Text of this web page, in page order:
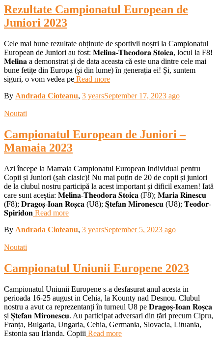
Rezultate Campionatul European de
Juniori 2023
Cele mai bune rezultate obținute de sportivii noștri la Campionatul
European de Juniori au fost: 𝐌𝐞𝐥𝐢𝐧𝐚-𝐓𝐡𝐞𝐨𝐝𝐨𝐫𝐚 𝐒𝐭𝐨𝐢𝐜𝐚, locul la F8!
𝐌𝐞𝐥𝐢𝐧𝐚 a demonstrat și de data aceasta că este una dintre cele mai
bune fetițe din Europa (și din lume) în generația ei! Și, suntem
siguri, o vom vedea pe Read more
By Andrada Cioteanu, 3 yearsSeptember 17, 2023 ago
Noutati
Campionatul European de Juniori –
Mamaia 2023
Azi începe la Mamaia Campionatul European Individual pentru
Copii și Juniori (șah clasic)! Nu mai puțin de 20 de copii și juniori
de la clubul nostru participă la acest important și dificil examen! Iată
care sunt aceștia: 𝐌𝐞𝐥𝐢𝐧𝐚-𝐓𝐡𝐞𝐨𝐝𝐨𝐫𝐚 𝐒𝐭𝐨𝐢𝐜𝐚 (F8); 𝐌𝐚𝐫𝐢𝐚 𝐑𝐢𝐧𝐞𝐬𝐜𝐮
(F8); 𝐃𝐫𝐚𝐠𝐨𝐬̦-𝐈𝐨𝐚𝐧 𝐑𝐨𝐬̦𝐜𝐚 (U8); 𝐒̦𝐭𝐞𝐟𝐚𝐧 𝐌𝐢𝐫𝐨𝐧𝐞𝐬𝐜𝐮 (U8); 𝐓𝐞𝐨𝐝𝐨𝐫-
𝐒𝐩𝐢𝐫𝐢𝐝𝐨𝐧 Read more
By Andrada Cioteanu, 3 yearsSeptember 5, 2023 ago
Noutati
Campionatul Uniunii Europene 2023
Campionatul Uniunii Europene s-a desfasurat anul acesta in
perioada 16-25 august in Cehia, la Kounty nad Desnou. Clubul
nostru a avut ca reprezentanți în turneul U8 pe 𝐃𝐫𝐚𝐠𝐨𝐬̦-𝐈𝐨𝐚𝐧 𝐑𝐨𝐬̦𝐜𝐚
și 𝐒̦𝐭𝐞𝐟𝐚𝐧 𝐌𝐢𝐫𝐨𝐧𝐞𝐬𝐜𝐮. Au participat adversari din țări precum Cipru,
Franța, Bulgaria, Ungaria, Cehia, Germania, Slovacia, Lituania,
Estonia sau Irlanda. Copiii Read more